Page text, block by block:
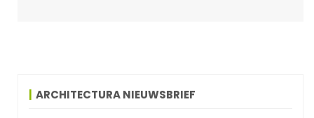
ARCHITECTURA NIEUWSBRIEF